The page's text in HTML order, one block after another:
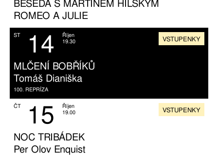
BESEDA S MARTINEM HILSKÝM
ROMEO A JULIE
ST 14
Říjen
19.30
MLČENÍ BOBŘÍKŮ
Tomáš Dianiška
100. REPRÍZA
VSTUPENKY
ČT 15
Říjen
19.00
NOC TRIBÁDEK
Per Olov Enquist
VSTUPENKY